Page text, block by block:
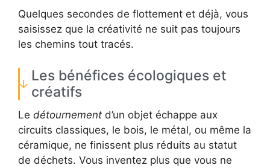
Quelques secondes de flottement et déjà, vous
saisissez que la créativité ne suit pas toujours
les chemins tout tracés.
Les bénéfices écologiques et
créatifs
Le détournement d’un objet échappe aux
circuits classiques, le bois, le métal, ou même la
céramique, ne finissent plus réduits au statut
de déchets. Vous inventez plus que vous ne